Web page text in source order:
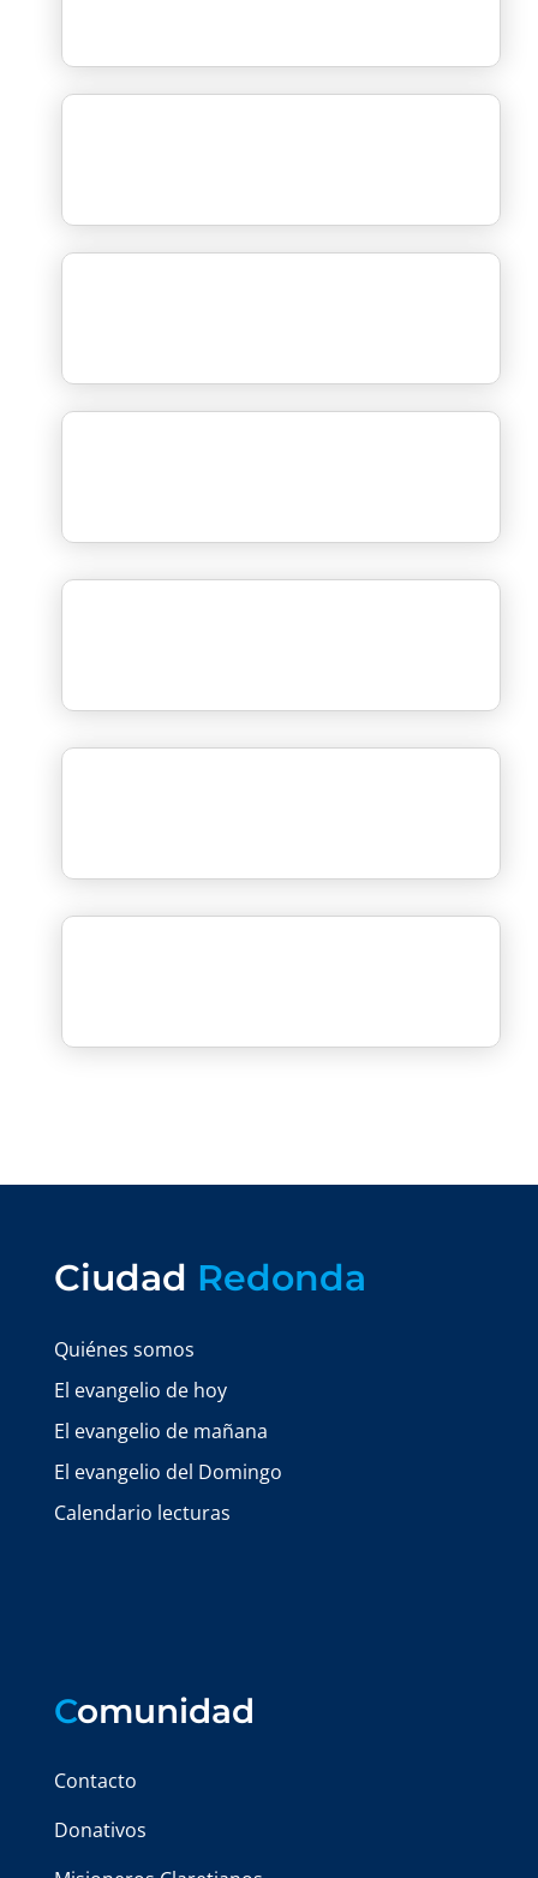
Ciudad Redonda
Quiénes somos
El evangelio de hoy
El evangelio de mañana
El evangelio del Domingo
Calendario lecturas
Comunidad
Contacto
Donativos